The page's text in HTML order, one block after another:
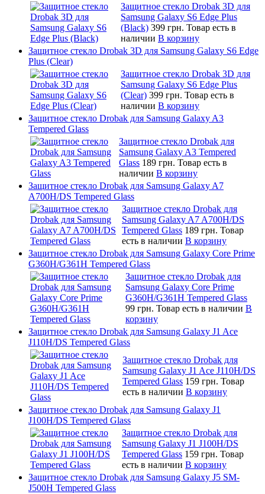
Защитное стекло Drobak 3D для
Samsung Galaxy S6 Edge Plus
(Black) 399 грн. Товар есть в
наличии В корзину
Защитное стекло Drobak 3D для Samsung Galaxy S6 Edge
Plus (Clear)
Защитное стекло Drobak 3D для
Samsung Galaxy S6 Edge Plus
(Clear) 399 грн. Товар есть в
наличии В корзину
Защитное стекло Drobak для Samsung Galaxy A3
Tempered Glass
Защитное стекло Drobak для
Samsung Galaxy A3 Tempered
Glass 189 грн. Товар есть в
наличии В корзину
Защитное стекло Drobak для Samsung Galaxy A7
A700H/DS Tempered Glass
Защитное стекло Drobak для
Samsung Galaxy A7 A700H/DS
Tempered Glass 189 грн. Товар
есть в наличии В корзину
Защитное стекло Drobak для Samsung Galaxy Core Prime
G360H/G361H Tempered Glass
Защитное стекло Drobak для
Samsung Galaxy Core Prime
G360H/G361H Tempered Glass
99 грн. Товар есть в наличии В
корзину
Защитное стекло Drobak для Samsung Galaxy J1 Ace
J110H/DS Tempered Glass
Защитное стекло Drobak для
Samsung Galaxy J1 Ace J110H/DS
Tempered Glass 159 грн. Товар
есть в наличии В корзину
Защитное стекло Drobak для Samsung Galaxy J1
J100H/DS Tempered Glass
Защитное стекло Drobak для
Samsung Galaxy J1 J100H/DS
Tempered Glass 159 грн. Товар
есть в наличии В корзину
Защитное стекло Drobak для Samsung Galaxy J5 SM-
J500H Tempered Glass